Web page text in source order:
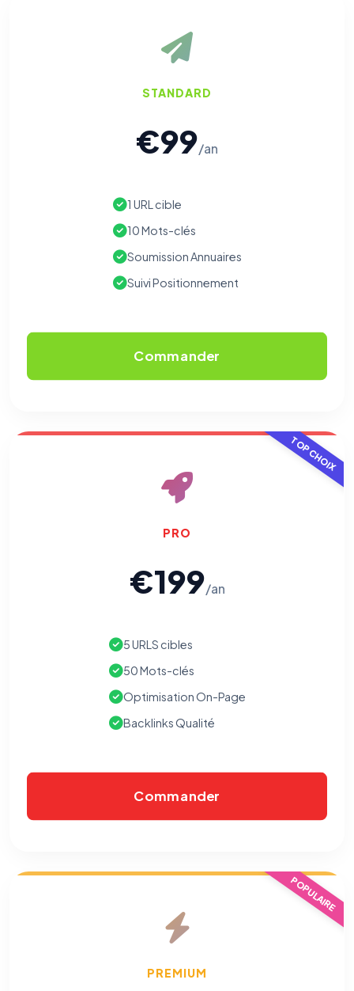
STANDARD
€99/an
1 URL cible
10 Mots-clés
Soumission Annuaires
Suivi Positionnement
Commander
TOP CHOIX
PRO
€199/an
5 URLS cibles
50 Mots-clés
Optimisation On-Page
Backlinks Qualité
Commander
POPULAIRE
PREMIUM
⚙️
TOUJOURS ACTIF
Nécessaires au fonctionnement du site : session, sécurité,
mémorisation de vos choix de consentement. Ils ne